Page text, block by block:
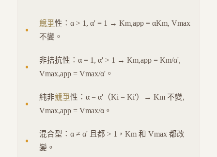
競爭性：α > 1, α' = 1 → Km,app = αKm, Vmax
不變。
非拮抗性：α = 1, α' > 1 → Km,app = Km/α',
Vmax,app = Vmax/α'。
純非競爭性：α = α'（Ki = Ki'）→ Km 不變,
Vmax,app = Vmax/α。
混合型：α ≠ α' 且都 > 1，Km 和 Vmax 都改
變。